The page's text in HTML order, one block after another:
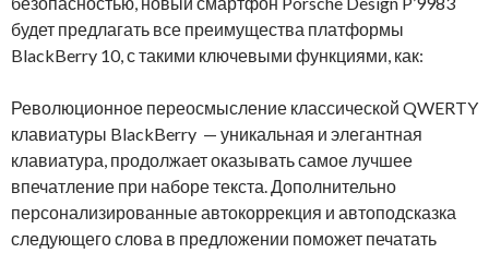
будет предлагать все преимущества платформы
BlackBerry 10, с такими ключевыми функциями, как:
Революционное переосмысление классической QWERTY
клавиатуры BlackBerry — уникальная и элегантная
клавиатура, продолжает оказывать самое лучшее
впечатление при наборе текста. Дополнительно
персонализированные автокоррекция и автоподсказка
следующего слова в предложении поможет печатать